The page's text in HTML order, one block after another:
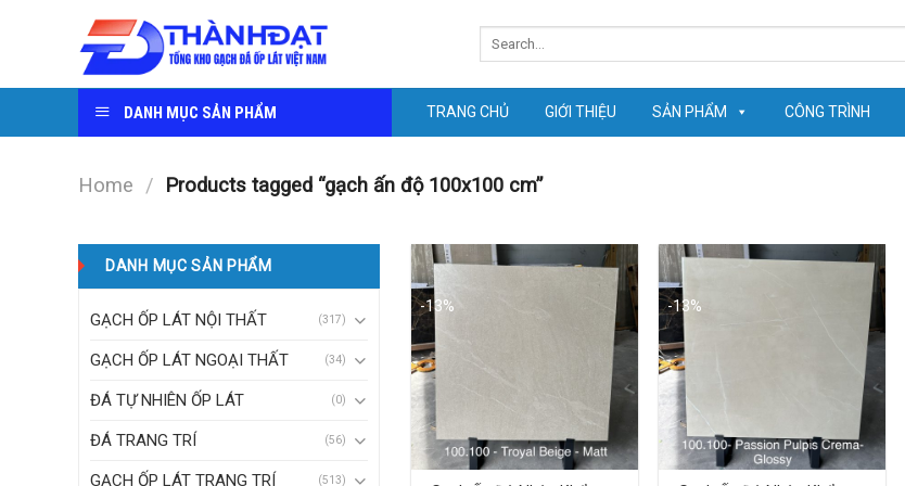
DANH MỤC SẢN PHẨM TRANG CHỦ GIỚI THIỆU SẢN PHẨM CÔNG TRÌNH
Home / Products tagged “gạch ấn độ 100x100 cm”
DANH MỤC SẢN PHẨM
GẠCH ỐP LÁT NỘI THẤT (317)
GẠCH ỐP LÁT NGOẠI THẤT (34)
ĐÁ TỰ NHIÊN ỐP LÁT (0)
ĐÁ TRANG TRÍ (56)
GẠCH ỐP LÁT TRANG TRÍ (513)
-13% -13%